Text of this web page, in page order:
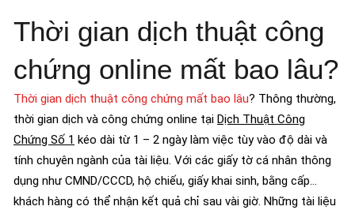
Thời gian dịch thuật công
chứng online mất bao lâu?
Thời gian dịch thuật công chứng mất bao lâu? Thông thường,
thời gian dịch và công chứng online tại Dịch Thuật Công
Chứng Số 1 kéo dài từ 1 – 2 ngày làm việc tùy vào độ dài và
tính chuyên ngành của tài liệu. Với các giấy tờ cá nhân thông
dụng như CMND/CCCD, hộ chiếu, giấy khai sinh, bằng cấp…
khách hàng có thể nhận kết quả chỉ sau vài giờ. Những tài liệu